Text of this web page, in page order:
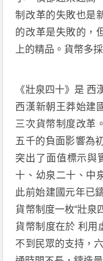
制改革的失敗也是
的改革是失敗的，
上的精品。貨幣多
《壯泉四十》是 西
西漢新朝王莽始建
三次貨幣制度改革
五千的負面影響為
突出了面值標示與
十、幼泉二十、中
此前始建國元年已
貨幣制度一枚“壯泉
貨幣制度在於 利用
不到民眾的支持，